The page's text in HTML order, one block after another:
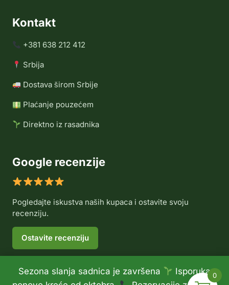
Sezona slanja sadnica je završena
Isporuka
Kontakt
+381 638 212 412
Srbija
Dostava širom Srbije
Plaćanje pouzećem
Direktno iz rasadnika
Google recenzije
Pogledajte iskustva naših kupaca i ostavite svoju
recenziju.
Ostavite recenziju
0